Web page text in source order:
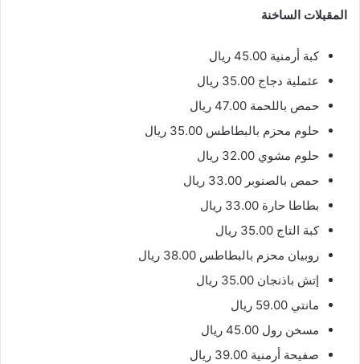
المقبلات الساخنة
كبة أرمنية 45.00 ريال
عثملية دجاج 35.00 ريال
حمص باللحمة 47.00 ريال
حلوم محزم بالبطاطس 35.00 ريال
حلوم مشوي 32.00 ريال
حمص بالصنوبر 33.00 ريال
بطاطا حارة 33.00 ريال
كبة التاج 35.00 ريال
روبيان محزم بالبطاطس 38.00 ريال
إتش باذنجان 35.00 ريال
مانتي 59.00 ريال
مسخن رول 45.00 ريال
صفيحة أرمنية 39.00 ريال